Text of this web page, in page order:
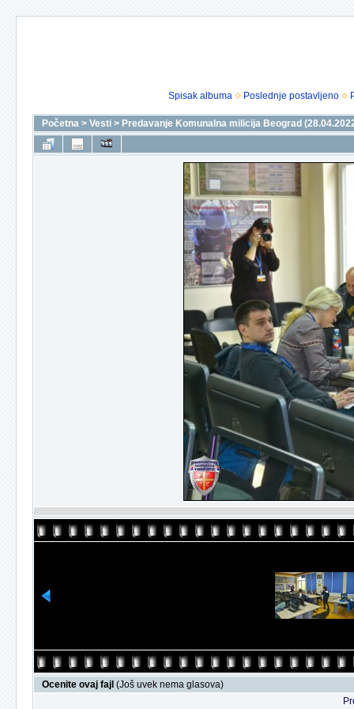
Spisak albuma Poslednje postavljeno
Početna > Vesti > Predavanje Komunalna milicija Beograd
Ocenite ovaj fajl (Još uvek nema glasova)